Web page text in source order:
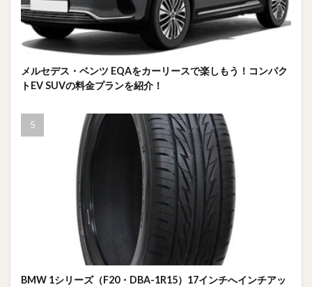
メルセデス・ベンツ EQAをカーリースで楽しもう！コンパク
トEV SUVの料金プランを紹介！
BMW 1シリーズ（F20・DBA-1R15）17インチへインチアッ